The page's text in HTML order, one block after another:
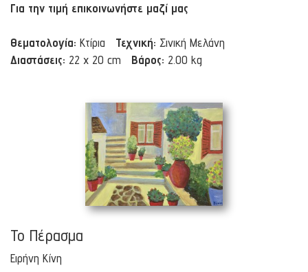
Για την τιμή επικοινωνήστε μαζί μας
Θεματολογία: Κτίρια Τεχνική: Σινική Μελάνη
Διαστάσεις: 22 x 20 cm Βάρος: 2.00 kg
Το Πέρασμα
Ειρήνη Κίνη